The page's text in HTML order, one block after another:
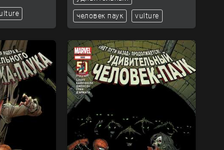
человек паук vulture